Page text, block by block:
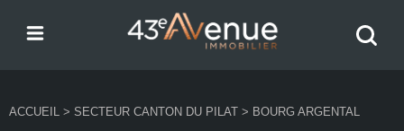
ACCUEIL > SECTEUR CANTON DU PILAT > BOURG ARGENTAL